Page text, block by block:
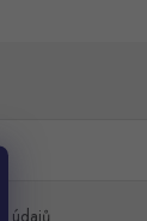
údajů